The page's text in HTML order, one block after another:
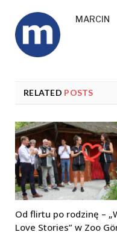
MARCIN
RELATED POSTS
Od flirtu po rodzinę –
Love Stories” w Zoo